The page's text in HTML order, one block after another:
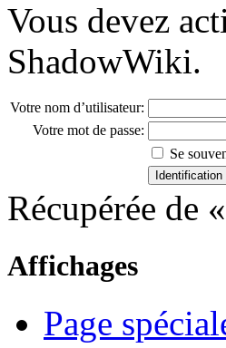
Vous devez
ShadowWiki.
Votre nom d’utilisateur:
Votre mot de passe:
Se
Récupérée de «
Affichages
Page